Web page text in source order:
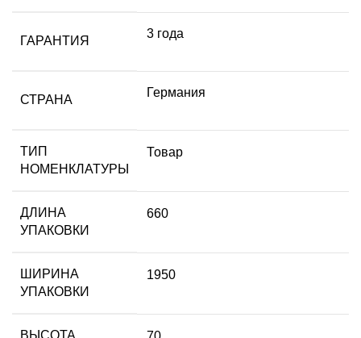
ГАРАНТИЯ
3 года
СТРАНА
Германия
ТИП
НОМЕНКЛАТУРЫ
Товар
ДЛИНА
УПАКОВКИ
660
ШИРИНА
УПАКОВКИ
1950